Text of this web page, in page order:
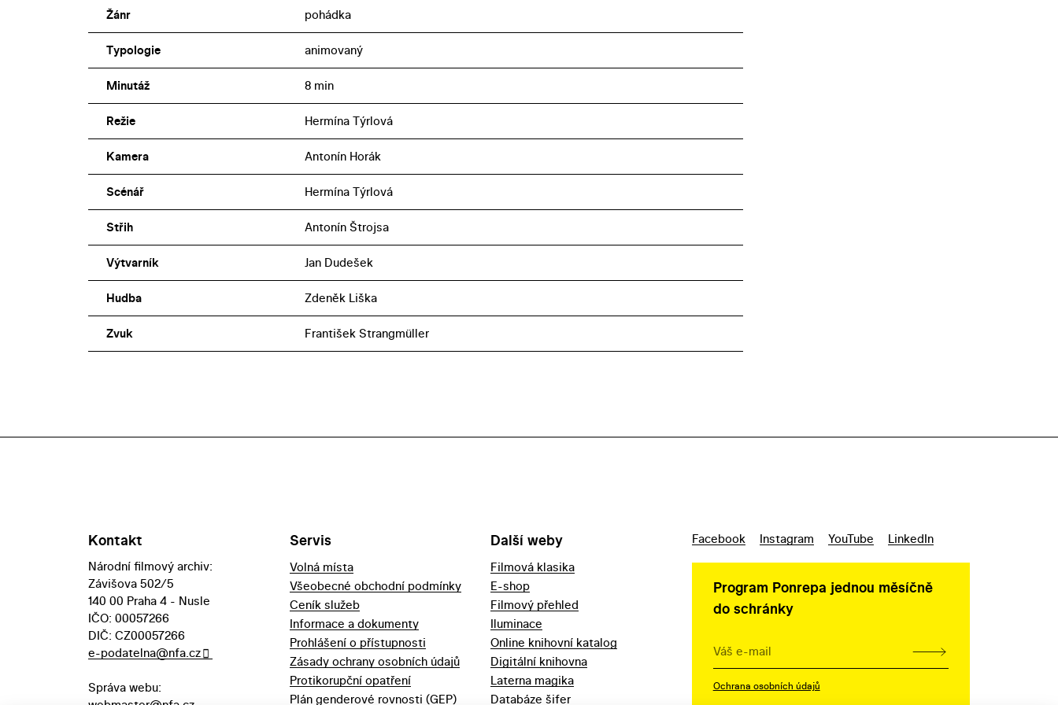
Žánr pohádka
Typologie animovaný
Minutáž 8 min
Režie Hermína Týrlová
Kamera Antonín Horák
Scénář Hermína Týrlová
Střih Antonín Štrojsa
Výtvarník Jan Dudešek
Hudba Zdeněk Liška
Zvuk František Strangmüller
Kontakt
Národní filmový archiv:
Závišova 502/5
140 00 Praha 4 - Nusle
IČO: 00057266
DIČ: CZ00057266
e-podatelna@nfa.cz
Správa webu:
Servis
Volná místa
Všeobecné obchodní podmínky
Ceník služeb
Informace a dokumenty
Prohlášení o přístupnosti
Zásady ochrany osobních údajů
Protikorupční opatření
Plán genderové rovnosti (GEP)
Další weby
Filmová klasika
E-shop
Filmový přehled
Iluminace
Online knihovní katalog
Digitální knihovna
Laterna magika
Databáze šifer
Facebook Instagram YouTube LinkedIn
Program Ponrepa jednou měsíčně
do schránky
Ochrana osobních údajů